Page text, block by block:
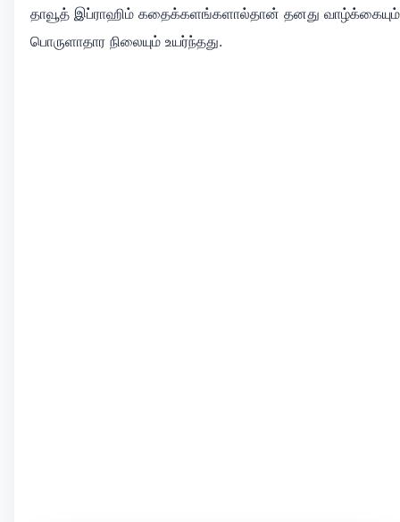
தாவூத் இப்ராஹிம் கதைக்களங்களால்தான் தனது வாழ்க்கையும்
பொருளாதார நிலையும் உயர்ந்தது.